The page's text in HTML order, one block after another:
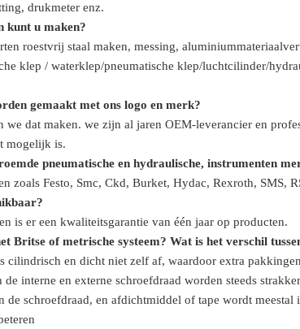
, drukmeter enz.
kunt u maken?
roestvrij staal maken, messing, aluminium
klep / waterklep/pneumatische klep/luchtcilinder/
gemaakt met ons logo en merk?
dat maken. we zijn al jaren OEM-leverancier en
mogelijk is.
pneumatische en hydraulische, instrumenten
zoals Festo, Smc, Ckd, Burket, Hydac, Rexroth, SMS,
is er een kwaliteitsgarantie van één jaar op producten.
Britse of metrische systeem? Wat is het verschil
cilindrisch en dicht niet zelf af, waardoor extra
de interne en externe schroefdraad worden steeds
de schroefdraad, en afdichtmiddel of tape wordt